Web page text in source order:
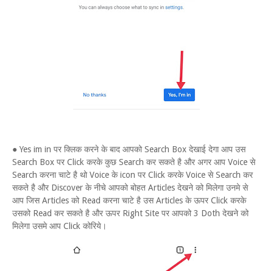
● Yes im in पर क्लिक करने के बाद आपको Search Box देखाई देगा आप उस
Search Box पर Click करके कुछ Search कर सकते है और अगर आप Voice से
Search करना चाटे है थो Voice के icon पर Click करके Voice से Search कर
सकते है और Discover के नीचे आपको बोहत Articles देखने को मिलेगा उनमे से
आप जिस Articles को Read करना चाटे है उस Articles के ऊपर Click करके
उसको Read कर सकते है और ऊपर Right Site पर आपको 3 Doth देखने को
मिलेगा उसमे आप Click कोरिये।